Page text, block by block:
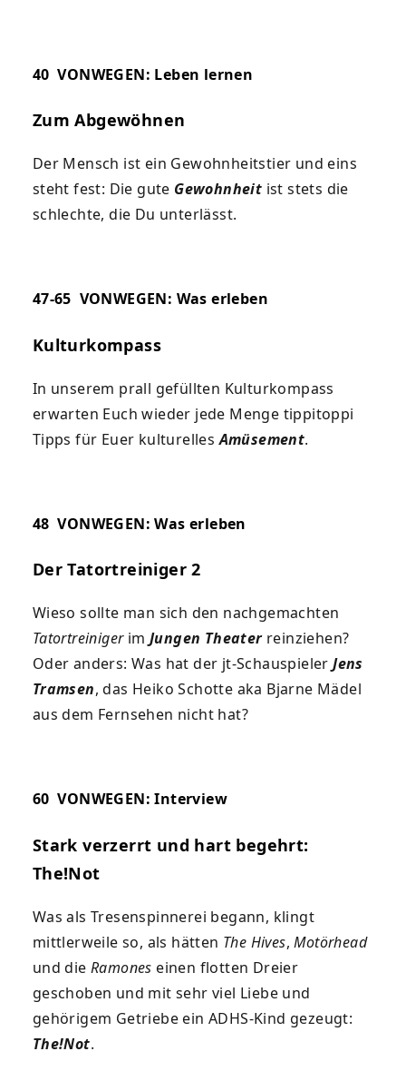
40 VONWEGEN: Leben lernen
Zum Abgewöhnen
Der Mensch ist ein Gewohnheitstier und eins
steht fest: Die gute Gewohnheit ist stets die
schlechte, die Du unterlässt.
47-65 VONWEGEN: Was erleben
Kulturkompass
In unserem prall gefüllten Kulturkompass
erwarten Euch wieder jede Menge tippitoppi
Tipps für Euer kulturellesAmüsement.
48 VONWEGEN: Was erleben
Der Tatortreiniger 2
Wieso sollte man sich den nachgemachten
Tatortreinigerim Jungen Theaterreinziehen?
Oder anders: Was hat der jt-SchauspielerJens
Tramsen, das Heiko Schotte aka Bjarne Mädel
aus dem Fernsehen nicht hat?
60 VONWEGEN: Interview
Stark verzerrt und hart begehrt:
The!Not
Was als Tresenspinnerei begann, klingt
mittlerweile so, als hätten The Hives,Motörhead
und dieRamones einen flotten Dreier
geschoben und mit sehr viel Liebe und
gehörigem Getriebe ein ADHS-Kind gezeugt:
The!Not.